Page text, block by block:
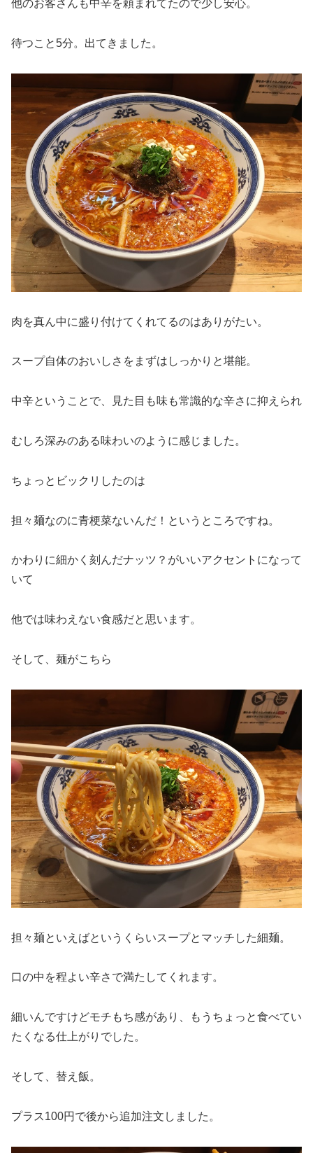
他のお客さんも中辛を頼まれてたので少し安心。
待つこと5分。出てきました。
肉を真ん中に盛り付けてくれてるのはありがたい。
スープ自体のおいしさをまずはしっかりと堪能。
中辛ということで、見た目も味も常識的な辛さに抑えられ
むしろ深みのある味わいのように感じました。
ちょっとビックリしたのは
担々麺なのに青梗菜ないんだ！というところですね。
かわりに細かく刻んだナッツ？がいいアクセントになって
いて
他では味わえない食感だと思います。
そして、麺がこちら
担々麺といえばというくらいスープとマッチした細麺。
口の中を程よい辛さで満たしてくれます。
細いんですけどモチもち感があり、もうちょっと食べてい
たくなる仕上がりでした。
そして、替え飯。
プラス100円で後から追加注文しました。